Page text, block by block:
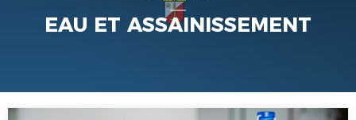
EAU ET ASSAINISSEMENT